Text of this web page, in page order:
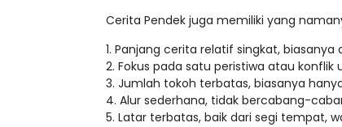
Cerita Pendek juga memiliki yang
1. Panjang cerita relatif singkat,
2. Fokus pada satu peristiwa atau
3. Jumlah tokoh terbatas, biasanya
4. Alur sederhana, tidak bercabang-
5. Latar terbatas, baik dari segi tempat,